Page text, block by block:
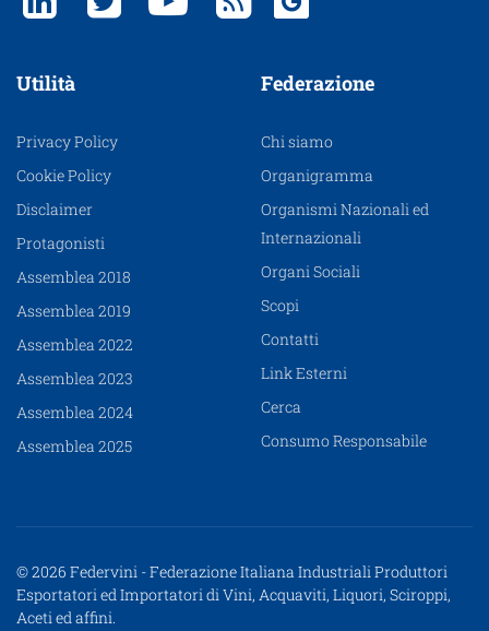
Utilità
Privacy Policy
Cookie Policy
Disclaimer
Protagonisti
Assemblea 2018
Assemblea 2019
Assemblea 2022
Assemblea 2023
Assemblea 2024
Assemblea 2025
Federazione
Chi siamo
Organigramma
Organismi Nazionali ed
Internazionali
Organi Sociali
Scopi
Contatti
Link Esterni
Cerca
Consumo Responsabile
© 2026 Federvini - Federazione Italiana Industriali Produttori
Esportatori ed Importatori di Vini, Acquaviti, Liquori, Sciroppi,
Aceti ed affini.